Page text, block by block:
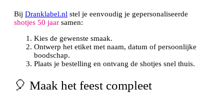
Bij Dranklabel.nl stel je eenvoudig je gepersonaliseerde
shotjes 50 jaar samen:
Kies de gewenste smaak.
Ontwerp het etiket met naam, datum of persoonlijke
boodschap.
Plaats je bestelling en ontvang de shotjes snel thuis.
🎈 Maak het feest compleet